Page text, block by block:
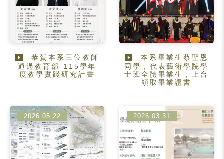
恭賀本系三位教師
通過教育部 115學年
度教學實踐研究計畫
本系畢業生蔡聖恩
同學，代表藝術學院學
士班全體畢業生，上台
領取畢業證書
2026.05.22 2026.03.31